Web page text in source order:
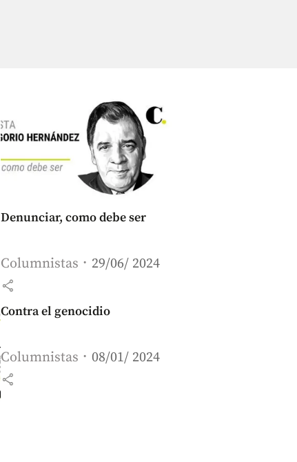
Denunciar, como debe ser
Columnistas 29/06/ 2024
share
Contra el genocidio
Columnistas 08/01/ 2024
share